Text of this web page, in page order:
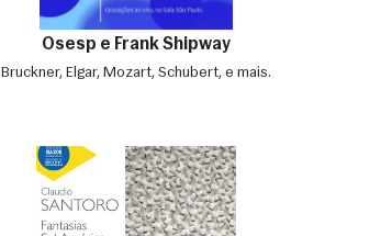
Osesp e Frank Shipway
Bruckner, Elgar, Mozart, Schubert, e mais.